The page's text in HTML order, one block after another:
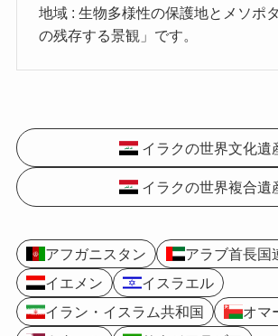
地域 : 生物多様性の保護地とメソポ
の残存する景観」です。
イラクの世界文化遺
イラクの世界複合遺
アフガニスタン
アラブ首長国
イエメン
イスラエル
イラン・イスラム共和国
オマ